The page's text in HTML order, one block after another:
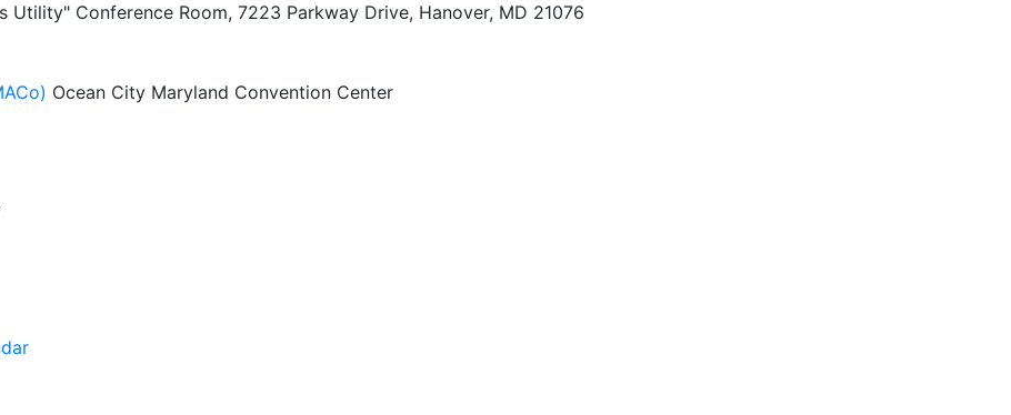
Utility" Conference Room, 7223 Parkway Drive, Hanover, MD 21076
Ocean City Maryland Convention Center